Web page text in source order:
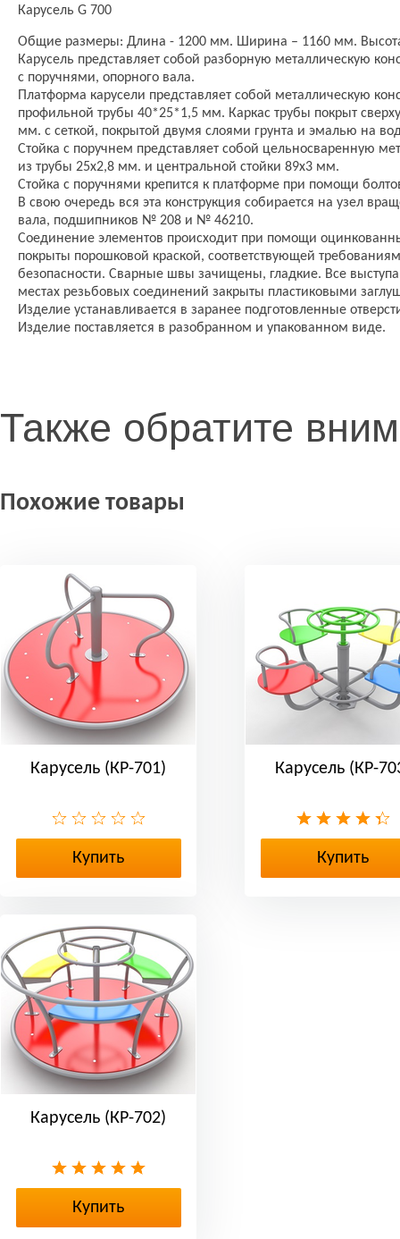
Карусель G 700
Общие размеры: Длина - 1200 мм. Ширина – 1160 мм.
Карусель представляет собой разборную металлическую
с поручнями, опорного вала.
Платформа карусели представляет собой металлическую
профильной трубы 40*25*1,5 мм. Каркас трубы покрыт
мм. с сеткой, покрытой двумя слоями грунта и эмалью на
Стойка с поручнем представляет собой цельносваренную
из трубы 25х2,8 мм. и центральной стойки 89х3 мм.
Стойка с поручнями крепится к платформе при помощи
В свою очередь вся эта конструкция собирается на узел
вала, подшипников № 208 и № 46210.
Соединение элементов происходит при помощи
покрыты порошковой краской, соответствующей
безопасности. Сварные швы зачищены, гладкие. Все
местах резьбовых соединений закрыты пластиковыми
Изделие устанавливается в заранее подготовленные
Изделие поставляется в разобранном и упакованном виде.
Также обратите
Похожие товары
Карусель (КР-701)
Купить
Карусель (КР-
Купить
Карусель (КР-702)
Купить